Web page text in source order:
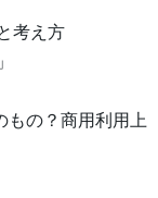
考え方
もの？商用利用上